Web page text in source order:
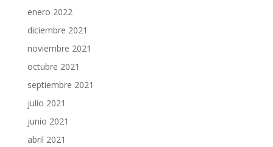
enero 2022
diciembre 2021
noviembre 2021
octubre 2021
septiembre 2021
julio 2021
junio 2021
abril 2021